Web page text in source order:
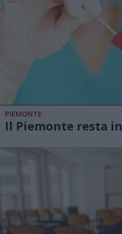
PIEMONTE
Il Piemonte resta